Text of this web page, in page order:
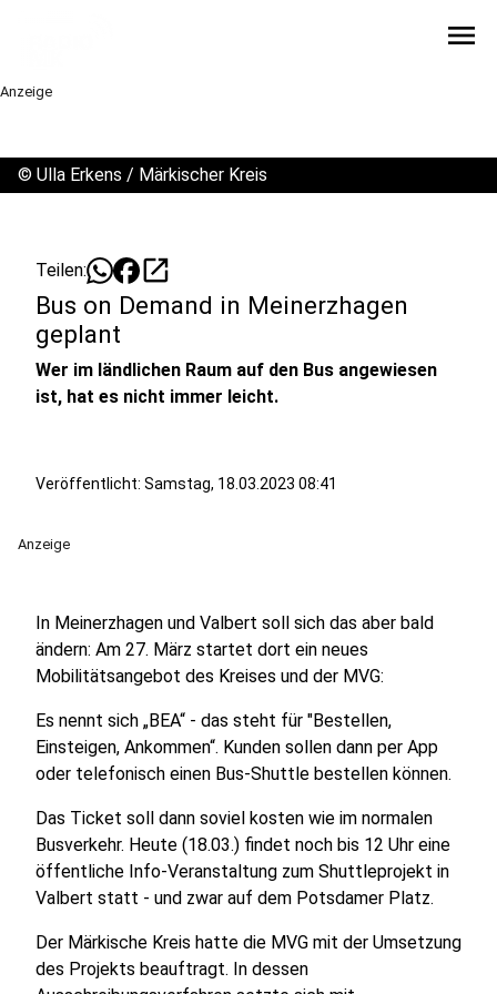
menu
Anzeige
© Ulla Erkens / Märkischer Kreis
Teilen: open_in_new
Bus on Demand in Meinerzhagen
geplant
Wer im ländlichen Raum auf den Bus angewiesen
ist, hat es nicht immer leicht.
Veröffentlicht: Samstag, 18.03.2023 08:41
Anzeige
In Meinerzhagen und Valbert soll sich das aber bald
ändern: Am 27. März startet dort ein neues
Mobilitätsangebot des Kreises und der MVG:
Es nennt sich „BEA“ - das steht für "Bestellen,
Einsteigen, Ankommen“. Kunden sollen dann per App
oder telefonisch einen Bus-Shuttle bestellen können.
Das Ticket soll dann soviel kosten wie im normalen
Busverkehr. Heute (18.03.) findet noch bis 12 Uhr eine
öffentliche Info-Veranstaltung zum Shuttleprojekt in
Valbert statt - und zwar auf dem Potsdamer Platz.
Der Märkische Kreis hatte die MVG mit der Umsetzung
des Projekts beauftragt. In dessen